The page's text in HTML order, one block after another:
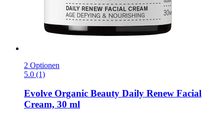
2 Optionen
5.0 (1)
Evolve Organic Beauty Daily Renew Facial
Cream, 30 ml